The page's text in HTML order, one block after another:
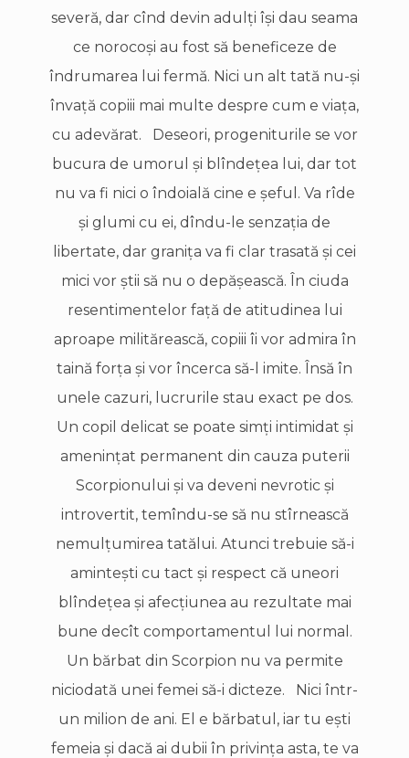
severă, dar cînd devin adulţi îşi dau seama
ce norocoşi au fost să beneficeze de
îndrumarea lui fermă. Nici un alt tată nu-şi
învaţă copiii mai multe despre cum e viaţa,
cu adevărat. Deseori, progeniturile se vor
bucura de umorul şi blîndeţea lui, dar tot
nu va fi nici o îndoială cine e şeful. Va rîde
şi glumi cu ei, dîndu-le senzaţia de
libertate, dar graniţa va fi clar trasată şi cei
mici vor ştii să nu o depăşească. În ciuda
resentimentelor faţă de atitudinea lui
aproape militărească, copiii îi vor admira în
taină forţa şi vor încerca să-l imite. Însă în
unele cazuri, lucrurile stau exact pe dos.
Un copil delicat se poate simţi intimidat şi
ameninţat permanent din cauza puterii
Scorpionului şi va deveni nevrotic şi
introvertit, temîndu-se să nu stîrnească
nemulţumirea tatălui. Atunci trebuie să-i
aminteşti cu tact şi respect că uneori
blîndeţea şi afecţiunea au rezultate mai
bune decît comportamentul lui normal.
Un bărbat din Scorpion nu va permite
niciodată unei femei să-i dicteze. Nici într-
un milion de ani. El e bărbatul, iar tu eşti
femeia şi dacă ai dubii în privinţa asta, te va